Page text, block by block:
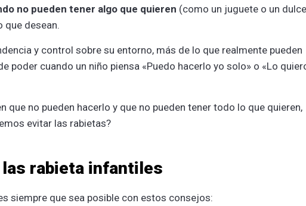
no pueden tener algo que quieren (como un juguete o un
que desean.
y control sobre su entorno, más de lo que realmente pueden
poder cuando un niño piensa «Puedo hacerlo yo solo» o «Lo
que no pueden hacerlo y que no pueden tener todo lo que quieren,
evitar las rabietas?
rabieta infantiles
siempre que sea posible con estos consejos: